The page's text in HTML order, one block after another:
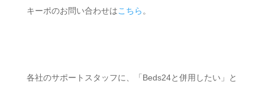
キーポのお問い合わせはこちら 。
各社のサポートスタッフに、「Beds24と併用したい」と